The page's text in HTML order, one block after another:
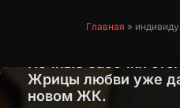
Главная »
Жрицы любви уже
новом ЖК.